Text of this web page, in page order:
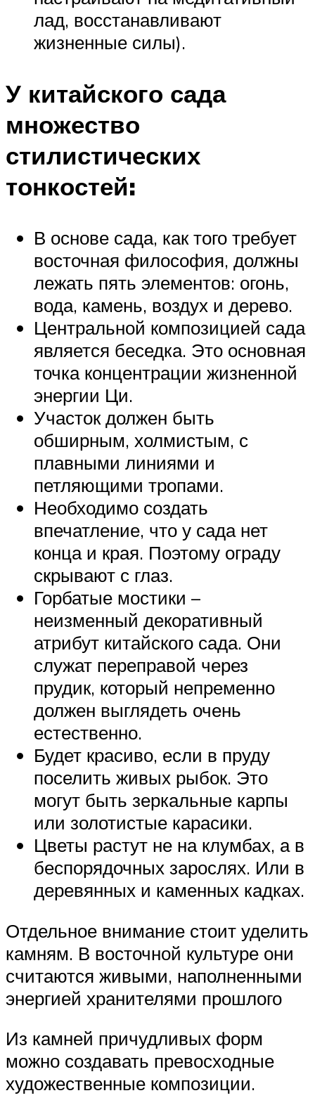
лад, восстанавливают
жизненные силы).
У китайского сада
множество
стилистических
тонкостей:
В основе сада, как того требует
восточная философия, должны
лежать пять элементов: огонь,
вода, камень, воздух и дерево.
Центральной композицией сада
является беседка. Это основная
точка концентрации жизненной
энергии Ци.
Участок должен быть
обширным, холмистым, с
плавными линиями и
петляющими тропами.
Необходимо создать
впечатление, что у сада нет
конца и края. Поэтому ограду
скрывают с глаз.
Горбатые мостики –
неизменный декоративный
атрибут китайского сада. Они
служат переправой через
прудик, который непременно
должен выглядеть очень
естественно.
Будет красиво, если в пруду
поселить живых рыбок. Это
могут быть зеркальные карпы
или золотистые карасики.
Цветы растут не на клумбах, а в
беспорядочных зарослях. Или в
деревянных и каменных кадках.
Отдельное внимание стоит уделить
камням. В восточной культуре они
считаются живыми, наполненными
энергией хранителями прошлого
Из камней причудливых форм
можно создавать превосходные
художественные композиции.